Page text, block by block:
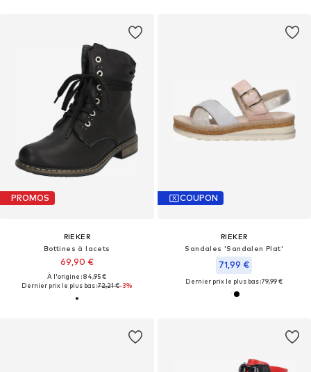
PROMOS
RIEKER
Bottines à lacets
69,90 €
À l'origine : 84,95 €
Dernier prix le plus bas :72,21 €-3%
COUPON
RIEKER
Sandales 'Sandalen Plat'
71,99 €
Dernier prix le plus bas :79,99 €